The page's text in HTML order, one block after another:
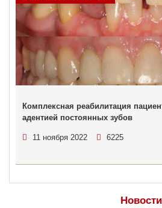
Комплексная реабилитация
адентией постоянных зубов
11 ноября 2022 6225
Новости